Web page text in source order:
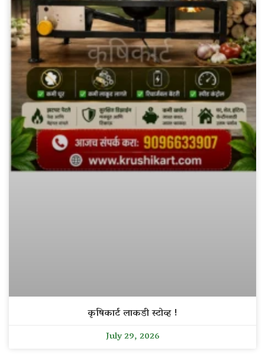
कृषिकार्ट लाकडी स्टोव्ह !
July 29, 2026